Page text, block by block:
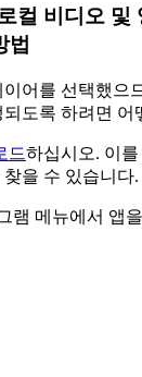
컬 비디오 및
법
어를 선택했으
도록 하려면 어
드하십시오. 이를
을 수 있습니다.
램 메뉴에서 앱